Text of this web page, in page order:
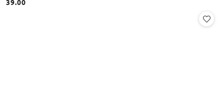
Cena:
39.00